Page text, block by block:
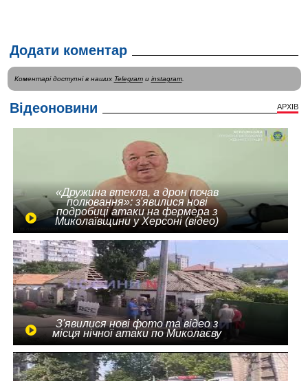
Додати коментар
Коментарі доступні в наших Telegramи instagram.
Відеоновини АРХІВ
«Дружина втекла, а дрон почав
полювання»: з'явилися нові
подробиці атаки на фермера з
Миколаївщини у Херсоні (відео)
З'явилися нові фото та відео з
місця нічної атаки по Миколаєву